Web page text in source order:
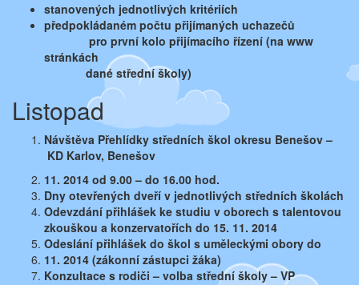
stanovených jednotlivých kritériích
předpokládaném počtu přijímaných uchazečů
pro první kolo přijímacího řízení (na www
stránkách
dané střední školy)
Listopad
Návštěva Přehlídky středních škol okresu Benešov –
KD Karlov, Benešov
11. 2014 od 9.00 – do 16.00 hod.
Dny otevřených dveří v jednotlivých středních školách
Odevzdání přihlášek ke studiu v oborech s talentovou
zkouškou a konzervatořích do 15. 11. 2014
Odeslání přihlášek do škol s uměleckými obory do
11. 2014 (zákonní zástupci žáka)
Konzultace s rodiči – volba střední školy – VP